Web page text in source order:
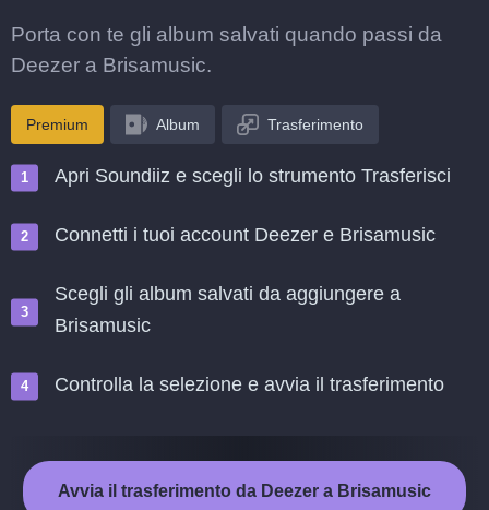
Porta con te gli album salvati quando passi da
Deezer a Brisamusic.
Premium Album Trasferimento
Apri Soundiiz e scegli lo strumento Trasferisci
Connetti i tuoi account Deezer e Brisamusic
Scegli gli album salvati da aggiungere a
Brisamusic
Controlla la selezione e avvia il trasferimento
Avvia il trasferimento da Deezer a Brisamusic